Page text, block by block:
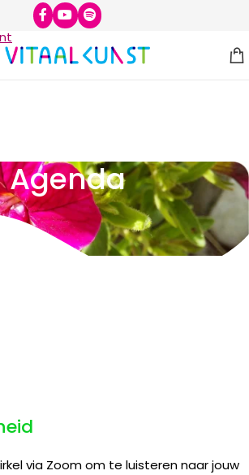
Agenda
via Zoom om te luisteren naar jouw